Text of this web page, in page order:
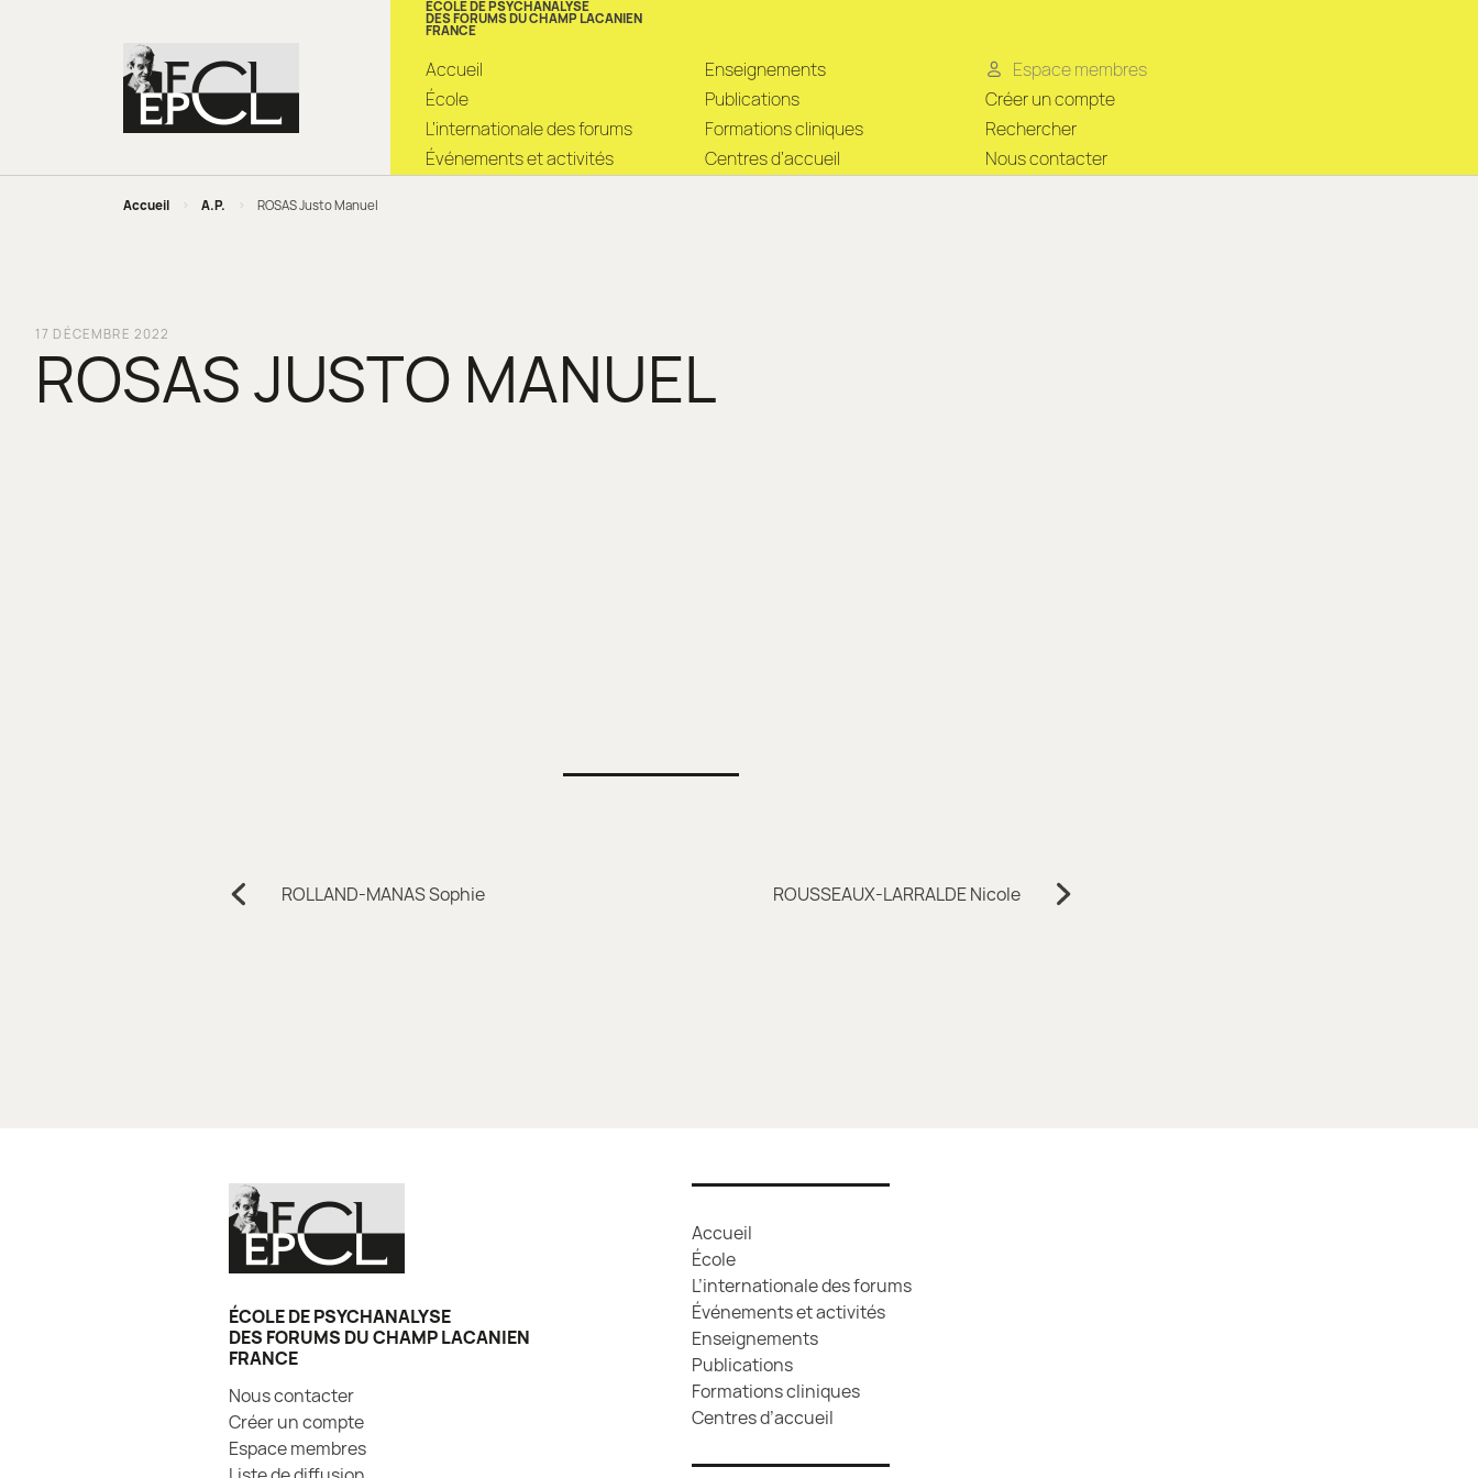
ÉCOLE DE PSYCHANALYSE
DES FORUMS DU CHAMP LACANIEN
FRANCE
Accueil
École
L’internationale des forums
Événements et activités
Enseignements
Publications
Formations cliniques
Centres d’accueil
Espace membres
Créer un compte
Rechercher
Nous contacter
Accueil > A.P. > ROSAS Justo Manuel
17 DÉCEMBRE 2022
ROSAS JUSTO MANUEL
Navigation
Précédent:
ROLLAND-MANAS Sophie ROUSSEAUX-LARRALDE Nicole
ÉCOLE DE PSYCHANALYSE
DES FORUMS DU CHAMP LACANIEN
FRANCE
Nous contacter
Créer un compte
Espace membres
Accueil
École
L’internationale des forums
Événements et activités
Enseignements
Publications
Formations cliniques
Centres d’accueil